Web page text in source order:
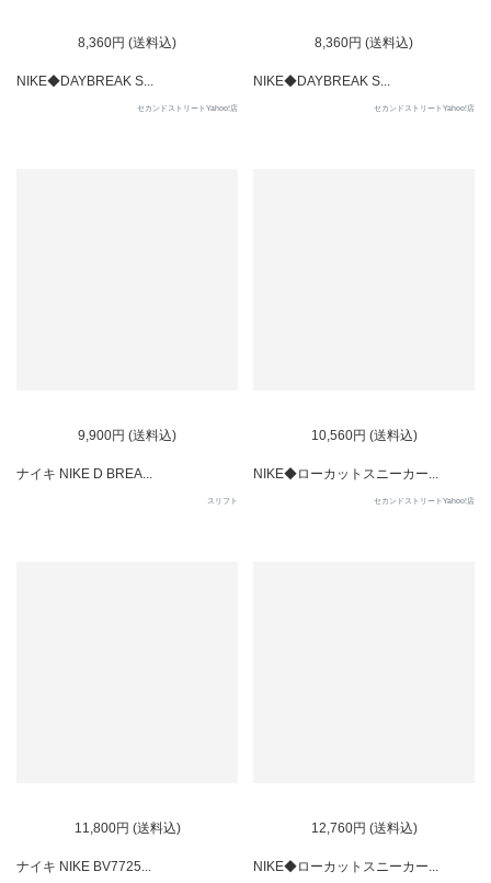
8,360円 (送料込)
NIKE◆DAYBREAK S...
セカンドストリートYahoo!店
8,360円 (送料込)
NIKE◆DAYBREAK S...
セカンドストリートYahoo!店
9,900円 (送料込)
ナイキ NIKE D BREA...
スリフト
10,560円 (送料込)
NIKE◆ローカットスニーカー...
セカンドストリートYahoo!店
11,800円 (送料込)
ナイキ NIKE BV7725...
12,760円 (送料込)
NIKE◆ローカットスニーカー...